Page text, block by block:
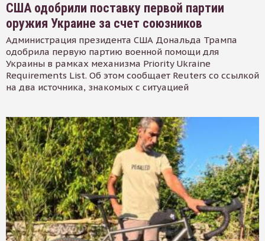
США одобрили поставку первой партии
оружия Украине за счет союзников
Администрация президента США Дональда Трампа
одобрила первую партию военной помощи для
Украины в рамках механизма Priority Ukraine
Requirements List. Об этом сообщает Reuters со ссылкой
на два источника, знакомых с ситуацией